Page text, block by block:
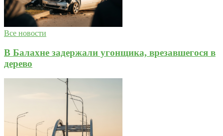
Все новости
В Балахне задержали угонщика, врезавшегося в
дерево